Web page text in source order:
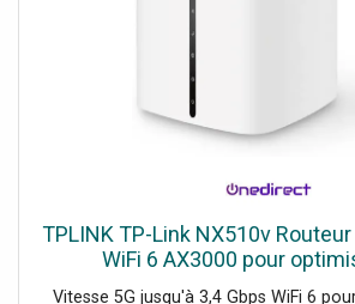
TPLINK TP-Link NX510v
WiFi 6 AX3000 pour
connectivité
Vitesse 5G jusqu'à 3,4 Gbps WiFi 6